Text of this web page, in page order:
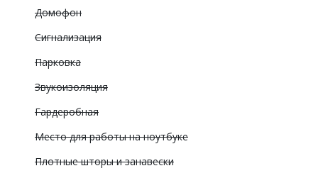
Домофон
Сигнализация
Парковка
Звукоизоляция
Гардеробная
Место для работы на ноутбуке
Плотные шторы и занавески